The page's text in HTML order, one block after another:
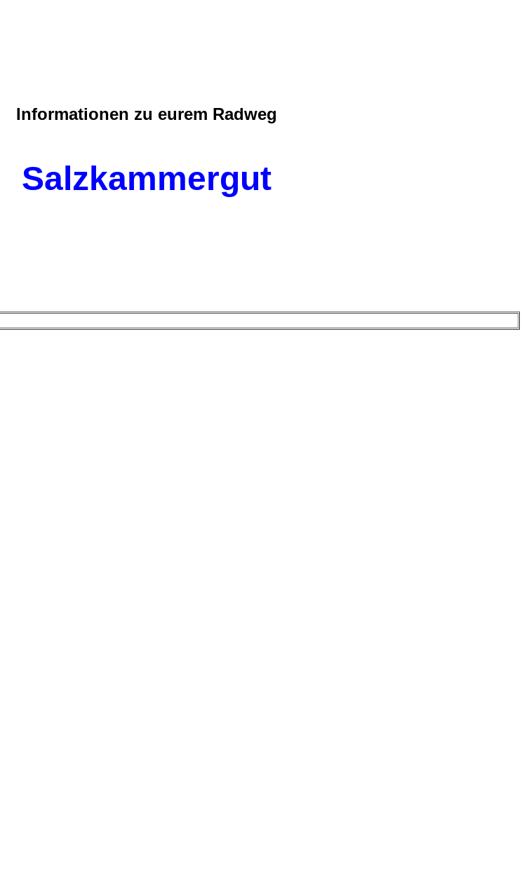
Informationen zu eurem Radweg
Salzkammergut